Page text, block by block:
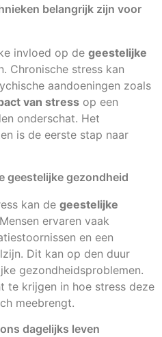
belangrijk zijn voor
invloed op de geestelijke
Chronische stress kan
aandoeningen zoals
van stress op een
onderschat. Het
is de eerste stap naar
geestelijke gezondheid
kan de geestelijke
ervaren vaak
en een
Dit kan op den duur
gezondheidsproblemen.
te krijgen in hoe stress deze
meebrengt.
dagelijks leven